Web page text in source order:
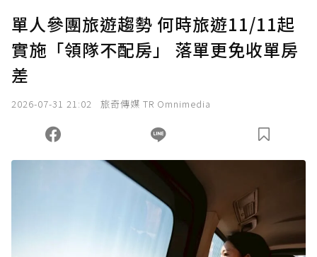
確認送出
您當前剩餘 U 利點數：0點；前往 購買點數
單人參團旅遊趨勢 何時旅遊11/11起
實施「領隊不配房」 落單更免收單房
差
2026-07-31 21:02 旅奇傳媒 TR Omnimedia